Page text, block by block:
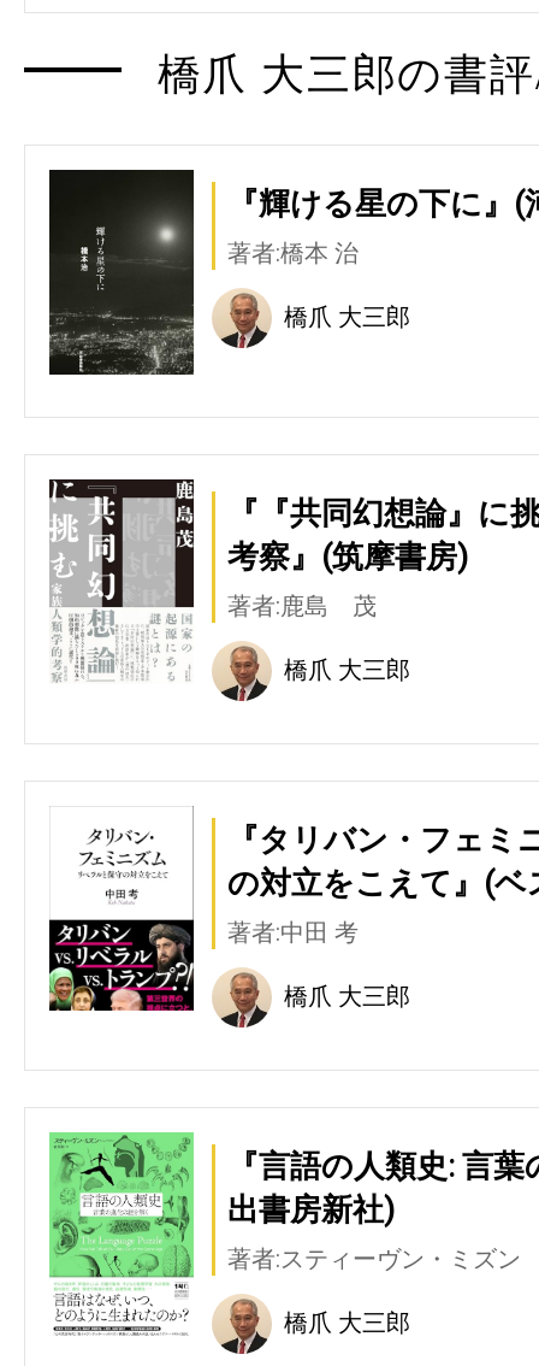
橋爪 大三郎の書
『輝ける星の下に』
著者:橋本 治
橋爪 大三郎
『『共同幻想論』
考察』(筑摩書房)
著者:鹿島 茂
橋爪 大三郎
『タリバン・フェ
の対立をこえて』(
著者:中田 考
橋爪 大三郎
『言語の人類史: 言
出書房新社)
著者:スティーヴン・ミズン
橋爪 大三郎